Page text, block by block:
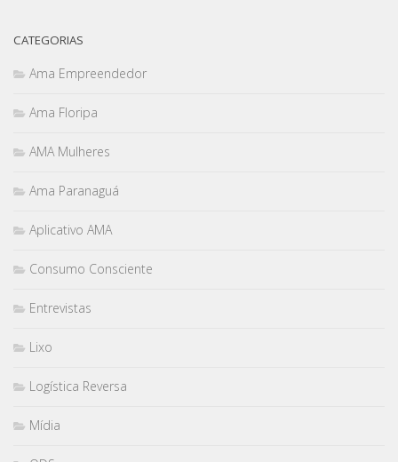
CATEGORIAS
Ama Empreendedor
Ama Floripa
AMA Mulheres
Ama Paranaguá
Aplicativo AMA
Consumo Consciente
Entrevistas
Lixo
Logística Reversa
Mídia